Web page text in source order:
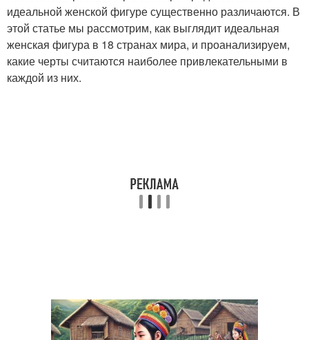
идеальной женской фигуре существенно различаются. В
этой статье мы рассмотрим, как выглядит идеальная
женская фигура в 18 странах мира, и проанализируем,
какие черты считаются наиболее привлекательными в
каждой из них.